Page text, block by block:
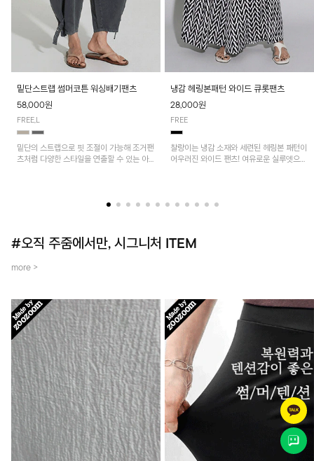
밑단스트랩 썸머코튼 워싱배기팬츠
58,000원
FREE,L
밑단의 스트랩으로 핏 조절이 가능해 조거팬
츠처럼 다양한 스타일을 연출할 수 있는 아
냉감 헤링본패턴 와이드 큐롯팬츠
28,000원
FREE
찰랑이는 냉감 소재와 세련된 헤링본 패턴이
어우러진 와이드 팬츠! 여유로운 실루엣으로
#오직 주줌에서만, 시그니처 ITEM
more >